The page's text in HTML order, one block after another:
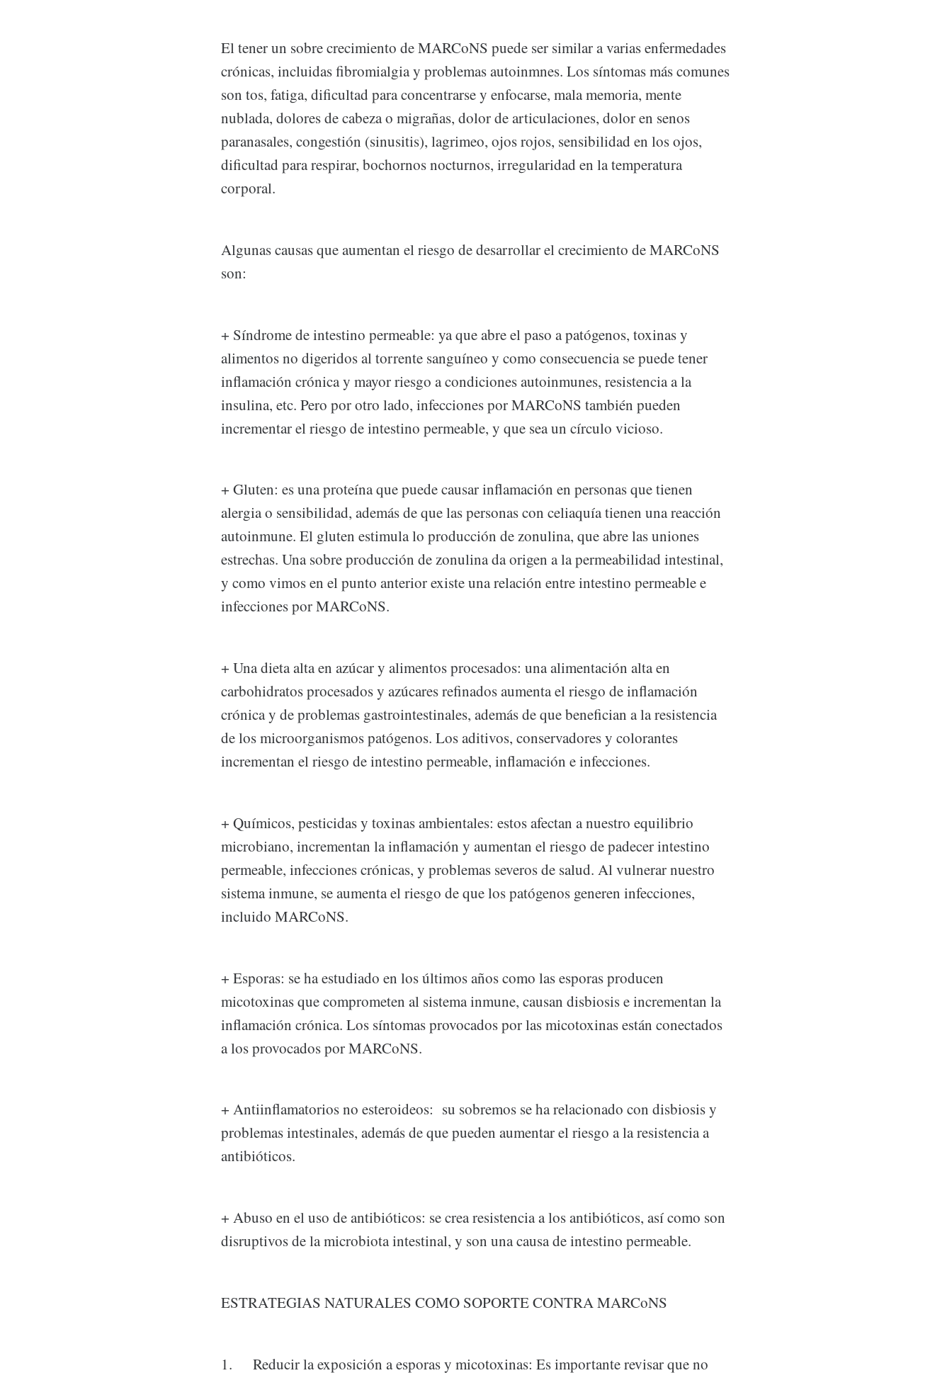
El tener un sobre crecimiento de MARCoNS puede ser similar a varias enfermedades
crónicas, incluidas fibromialgia y problemas autoinmnes. Los síntomas más comunes
son tos, fatiga, dificultad para concentrarse y enfocarse, mala memoria, mente
nublada, dolores de cabeza o migrañas, dolor de articulaciones, dolor en senos
paranasales, congestión (sinusitis), lagrimeo, ojos rojos, sensibilidad en los ojos,
dificultad para respirar, bochornos nocturnos, irregularidad en la temperatura
corporal.
Algunas causas que aumentan el riesgo de desarrollar el crecimiento de MARCoNS
son:
+ Síndrome de intestino permeable: ya que abre el paso a patógenos, toxinas y
alimentos no digeridos al torrente sanguíneo y como consecuencia se puede tener
inflamación crónica y mayor riesgo a condiciones autoinmunes, resistencia a la
insulina, etc. Pero por otro lado, infecciones por MARCoNS también pueden
incrementar el riesgo de intestino permeable, y que sea un círculo vicioso.
+ Gluten: es una proteína que puede causar inflamación en personas que tienen
alergia o sensibilidad, además de que las personas con celiaquía tienen una reacción
autoinmune. El gluten estimula lo producción de zonulina, que abre las uniones
estrechas. Una sobre producción de zonulina da origen a la permeabilidad intestinal,
y como vimos en el punto anterior existe una relación entre intestino permeable e
infecciones por MARCoNS.
+ Una dieta alta en azúcar y alimentos procesados: una alimentación alta en
carbohidratos procesados y azúcares refinados aumenta el riesgo de inflamación
crónica y de problemas gastrointestinales, además de que benefician a la resistencia
de los microorganismos patógenos. Los aditivos, conservadores y colorantes
incrementan el riesgo de intestino permeable, inflamación e infecciones.
+ Químicos, pesticidas y toxinas ambientales: estos afectan a nuestro equilibrio
microbiano, incrementan la inflamación y aumentan el riesgo de padecer intestino
permeable, infecciones crónicas, y problemas severos de salud. Al vulnerar nuestro
sistema inmune, se aumenta el riesgo de que los patógenos generen infecciones,
incluido MARCoNS.
+ Esporas: se ha estudiado en los últimos años como las esporas producen
micotoxinas que comprometen al sistema inmune, causan disbiosis e incrementan la
inflamación crónica. Los síntomas provocados por las micotoxinas están conectados
a los provocados por MARCoNS.
+ Antiinflamatorios no esteroideos: su sobremos se ha relacionado con disbiosis y
problemas intestinales, además de que pueden aumentar el riesgo a la resistencia a
antibióticos.
+ Abuso en el uso de antibióticos: se crea resistencia a los antibióticos, así como son
disruptivos de la microbiota intestinal, y son una causa de intestino permeable.
ESTRATEGIAS NATURALES COMO SOPORTE CONTRA MARCoNS
1. Reducir la exposición a esporas y micotoxinas: Es importante revisar que no